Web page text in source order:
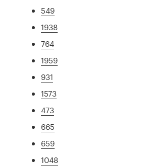
549
1938
764
1959
931
1573
473
665
659
1048